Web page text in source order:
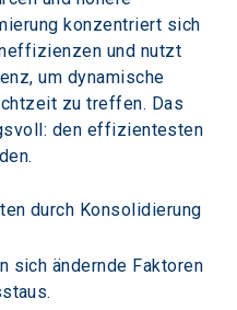
konzentriert sich
und nutzt
um dynamische
zu treffen. Das
den effizientesten
durch Konsolidierung
sich ändernde Faktoren